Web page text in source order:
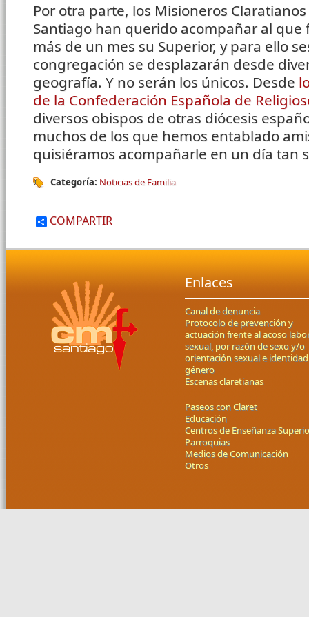
Por otra parte, los Misioneros
Santiago han querido acompañar al que
más de un mes su Superior, y para ello
congregación se desplazarán desde
geografía. Y no serán los únicos. Desde
de la Confederación Española de
diversos obispos de otras diócesis
muchos de los que hemos entablado
quisiéramos acompañarle en un día tan
Categoría: Noticias de Familia
COMPARTIR
Enlaces
Canal de denuncia
Protocolo de prevención y
actuación frente al acoso
sexual, por razón de sexo y/o
orientación sexual e
género
Escenas claretianas
Paseos con Claret
Educación
Centros de Enseñanza
Parroquias
Medios de Comunicación
Otros